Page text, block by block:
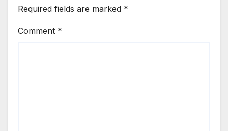
Required fields are marked *
Comment *